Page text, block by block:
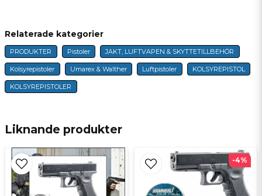
name
Namn
Ja, ni får publicera min fråga
Liknande produkter
-4%
Relaterade kategorier
PRODUKTER Pistoler JAKT, LUFTVAPEN & SKYTTETILLBEHÖR
Kolsyrepistoler Umarex & Walther Luftpistoler KOLSYREPISTOL
KOLSYREPISTOLER